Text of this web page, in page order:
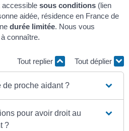
accessible sous conditions (lien
aidée, résidence en France de
durée limitée. Nous vous
connaître.
Tout replier Tout déplier
de proche aidant ?
pour avoir droit au
?